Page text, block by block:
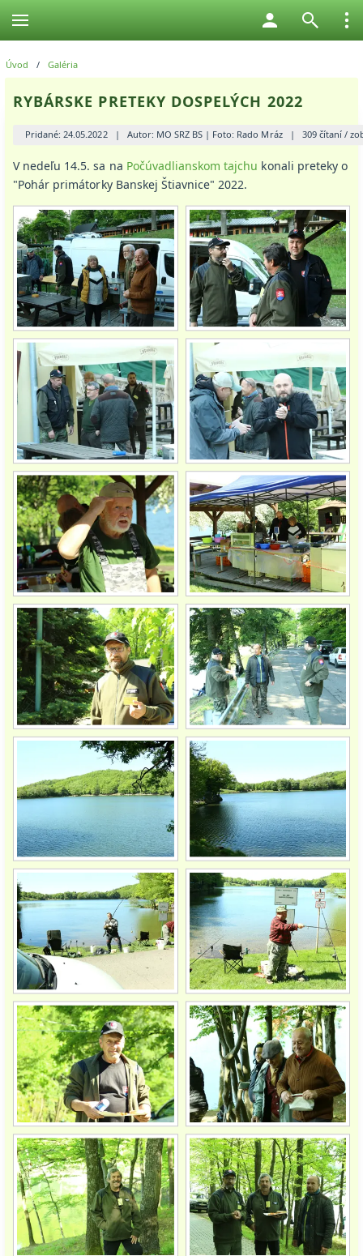
Úvod / Galéria
RYBÁRSKE PRETEKY DOSPELÝCH 2022
Pridané: 24.05.2022| Autor: MO SRZ BS | Foto: Rado Mráz| 309 čítaní /
V nedeľu 14.5. sa na Počúvadlianskom tajchu konali preteky o
"Pohár primátorky Banskej Štiavnice" 2022.